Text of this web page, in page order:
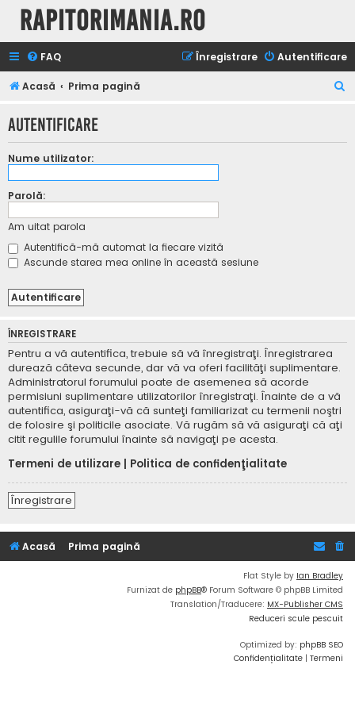
Rapitorimania.ro
FAQ Autentificare
Înregistrare
Acasă Prima pagină
t
Autentificare
Nume utilizator:
Parolă:
Am uitat parola
Autentifică-mă automat la fiecare vizită
Ascunde starea mea online în această sesiune
ÎNREGISTRARE
Pentru a vă autentifica, trebuie să vă înregistraţi. Înregistrarea
durează câteva secunde, dar vă va oferi facilităţi suplimentare.
Administratorul forumului poate de asemenea să acorde
permisiuni suplimentare utilizatorilor înregistraţi. Înainte de a vă
autentifica, asiguraţi-vă că sunteţi familiarizat cu termenii noştri
de folosire şi politicile asociate. Vă rugăm să vă asiguraţi că aţi
citit regulile forumului înainte să navigaţi pe acesta.
Termeni de utilizare
Politica de confidenţialitate
Înregistrare
Acasă Prima pagină
Flat Style by Ian Bradley
Furnizat de phpBB® Forum Software © phpBB Limited
Translation/Traducere: MX-Publisher CMS
Reduceri scule pescuit
Optimized by: phpBB SEO
Confidențialitate | Termeni